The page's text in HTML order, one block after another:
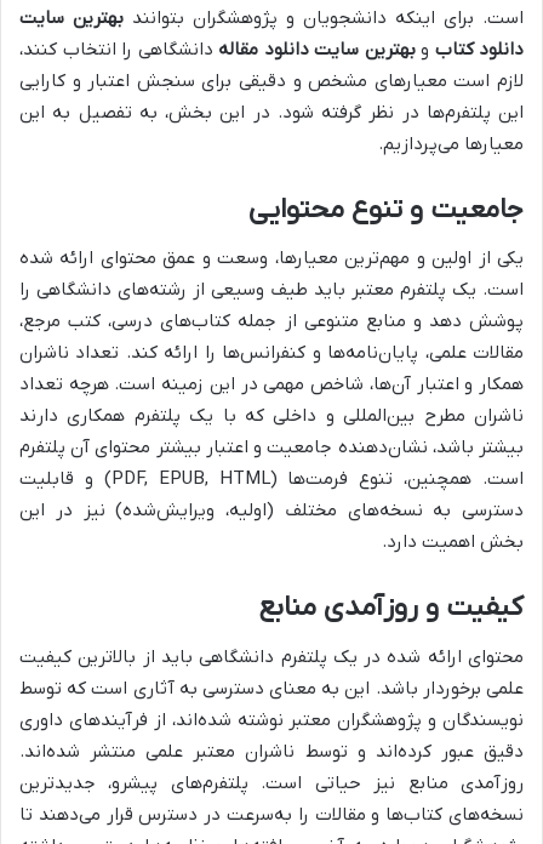
است. برای اینکه دانشجویان و پژوهشگران بتوانند بهترین سایت
دانلود کتاب وبهترین سایت دانلود مقاله دانشگاهی را انتخاب کنند،
لازم است معیارهای مشخص و دقیقی برای سنجش اعتبار و کارایی
این پلتفرم‌ها در نظر گرفته شود. در این بخش، به تفصیل به این
معیارها می‌پردازیم.
جامعیت و تنوع محتوایی
یکی از اولین و مهم‌ترین معیارها، وسعت و عمق محتوای ارائه شده
است. یک پلتفرم معتبر باید طیف وسیعی از رشته‌های دانشگاهی را
پوشش دهد و منابع متنوعی از جمله کتاب‌های درسی، کتب مرجع،
مقالات علمی، پایان‌نامه‌ها و کنفرانس‌ها را ارائه کند. تعداد ناشران
همکار و اعتبار آن‌ها، شاخص مهمی در این زمینه است. هرچه تعداد
ناشران مطرح بین‌المللی و داخلی که با یک پلتفرم همکاری دارند
بیشتر باشد، نشان‌دهنده جامعیت و اعتبار بیشتر محتوای آن پلتفرم
است. همچنین، تنوع فرمت‌ها (PDF, EPUB, HTML) و قابلیت
دسترسی به نسخه‌های مختلف (اولیه، ویرایش‌شده) نیز در این
بخش اهمیت دارد.
کیفیت و روزآمدی منابع
محتوای ارائه شده در یک پلتفرم دانشگاهی باید از بالاترین کیفیت
علمی برخوردار باشد. این به معنای دسترسی به آثاری است که توسط
نویسندگان و پژوهشگران معتبر نوشته شده‌اند، از فرآیندهای داوری
دقیق عبور کرده‌اند و توسط ناشران معتبر علمی منتشر شده‌اند.
روزآمدی منابع نیز حیاتی است. پلتفرم‌های پیشرو، جدیدترین
نسخه‌های کتاب‌ها و مقالات را به‌سرعت در دسترس قرار می‌دهند تا